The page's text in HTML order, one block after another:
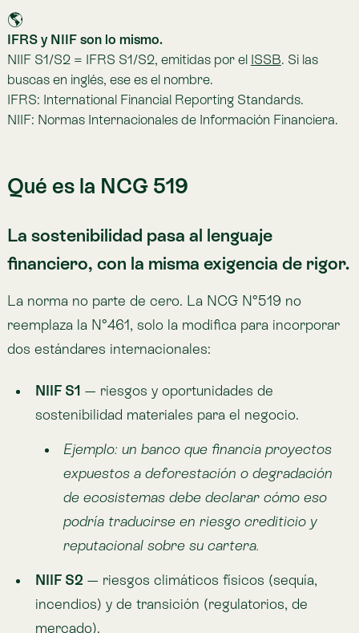
La sostenibilidad pasa al lenguaje
financiero, con la misma exigencia de rigor.
La norma no parte de cero. La NCG N°519 no
reemplaza la N°461, solo la modifica para incorporar
dos estándares internacionales:
expuestos a deforestación o degradación
de ecosistemas debe declarar cómo eso
podría traducirse en riesgo crediticio y
reputacional sobre su cartera.
NIIF S2 — riesgos climáticos físicos (sequía,
incendios) y de transición (regulatorios, de
Ejemplo: una minera en zona de estrés
hídrico debe reportar cómo la disponibilidad
de agua expone su operación y sus
Ambos siguen los cuatro pilares delTCFD:
Gobernanza, Estrategia, Gestión de Riesgos, y Metas
e Indicadores.
A quién aplica y cuándo